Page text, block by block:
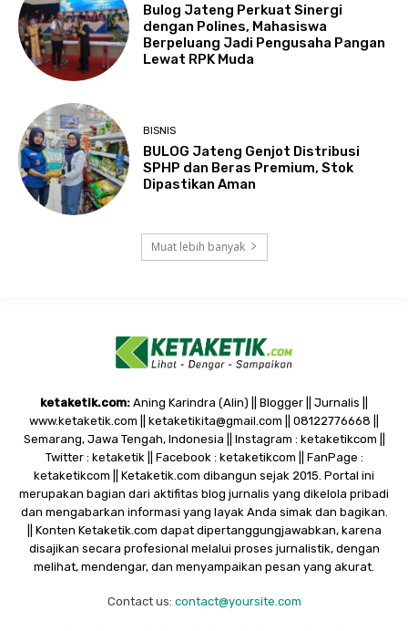
Bulog Jateng Perkuat Sinergi
dengan Polines, Mahasiswa
Berpeluang Jadi Pengusaha Pangan
Lewat RPK Muda
BISNIS
BULOG Jateng Genjot Distribusi
SPHP dan Beras Premium, Stok
Dipastikan Aman
Muat lebih banyak
ketaketik.com: Aning Karindra (Alin) || Blogger || Jurnalis ||
www.ketaketik.com || ketaketikita@gmail.com || 08122776668 ||
Semarang, Jawa Tengah, Indonesia || Instagram : ketaketikcom ||
Twitter : ketaketik || Facebook : ketaketikcom || FanPage :
ketaketikcom || Ketaketik.com dibangun sejak 2015. Portal ini
merupakan bagian dari aktifitas blog jurnalis yang dikelola pribadi
dan mengabarkan informasi yang layak Anda simak dan bagikan.
|| Konten Ketaketik.com dapat dipertanggungjawabkan, karena
disajikan secara profesional melalui proses jurnalistik, dengan
melihat, mendengar, dan menyampaikan pesan yang akurat.
Contact us: contact@yoursite.com